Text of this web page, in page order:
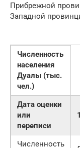
Прибрежной
Западной
Численность
населения
Дуалы (тыс.
чел.)
Дата оценки
или
переписи
Численность